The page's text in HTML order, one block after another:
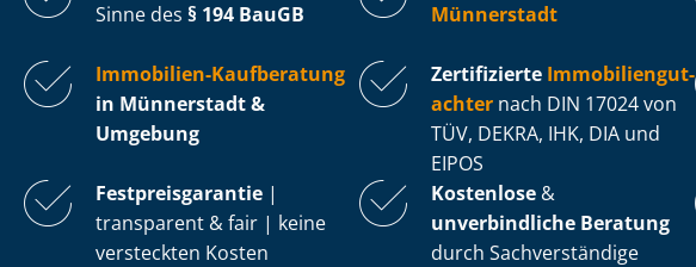
Sinne des § 194 BauGB
Münnerstadt
Immobilien-Kaufberatung
in Münnerstadt &
Umgebung
Zertifizierte Im­mo­bi­li­en­gut­
ach­ter nach DIN 17024 von
TÜV, DEKRA, IHK, DIA und
EIPOS
Fest­preis­ga­ran­tie |
transparent & fair | keine
versteckten Kosten
Kostenlose &
unverbindliche Beratung
durch Sachverständige